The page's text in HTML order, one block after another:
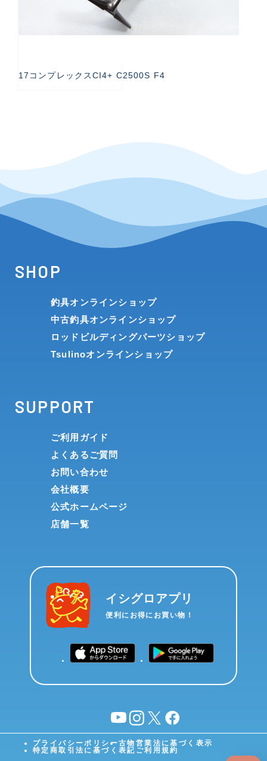
17コンプレックスCI4+ C2500S F4
SHOP
釣具オンラインショップ
中古釣具オンラインショップ
ロッドビルディングパーツショップ
Tsulinoオンラインショップ
SUPPORT
ご利用ガイド
よくあるご質問
お問い合わせ
会社概要
公式ホームページ
店舗一覧
イシグロアプリ
便利にお得にお買い物！
YouTubeinstagram
X facebook
プライバシーポリシー古物営業法に基づく表示
特定商取引法に基づく表記 ご利用規約